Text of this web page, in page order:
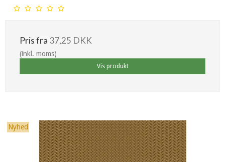
Pris fra 37,25 DKK
(inkl. moms)
Vis produkt
Nyhed